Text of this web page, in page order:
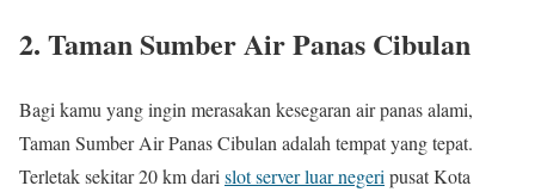
2. Taman Sumber Air Panas Cibulan
Bagi kamu yang ingin merasakan kesegaran air panas alami,
Taman Sumber Air Panas Cibulan adalah tempat yang tepat.
Terletak sekitar 20 km dari slot server luar negeri pusat Kota